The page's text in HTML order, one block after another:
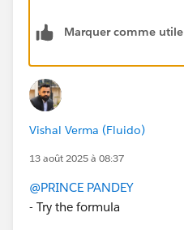
Marquer comme utile
Vishal Verma (Fluido)
13 août 2025 à 08:37
@PRINCE PANDEY
- Try the formula